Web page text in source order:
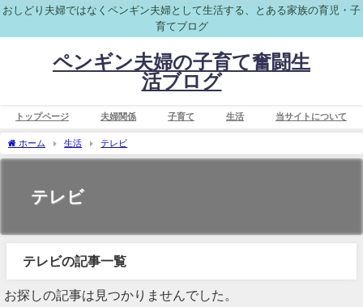
おしどり夫婦ではなくペンギン夫婦として生活する、とある家族の育児・子
育てブログ
ペンギン夫婦の子育て奮闘生
活ブログ
トップページ 夫婦関係 子育て 生活 当サイトについて
ホーム 生活 テレビ
テレビ
テレビの記事一覧
お探しの記事は見つかりませんでした。